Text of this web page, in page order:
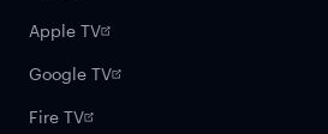
Apple TV
Google TV
Fire TV